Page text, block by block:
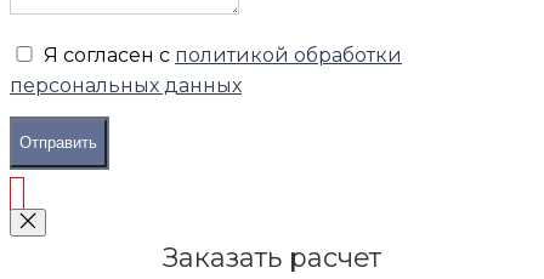
Я согласен с политикой обработки
персональных данных
Отправить
Заказать расчет